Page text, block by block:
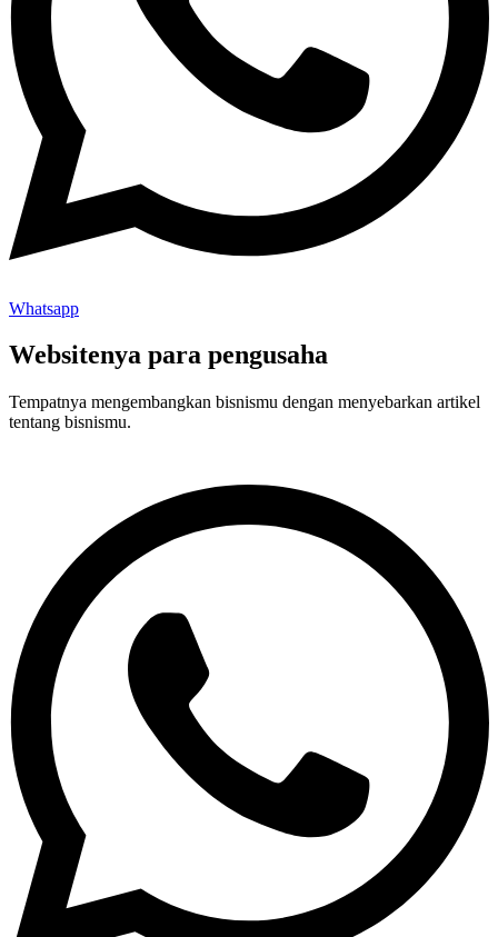
Whatsapp
Websitenya para pengusaha
Tempatnya mengembangkan bisnismu dengan menyebarkan artikel
tentang bisnismu.